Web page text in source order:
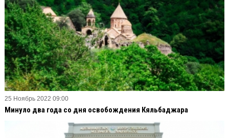
25 Ноябрь 2022 09:00
Минуло два года со дня освобождения Кяльбаджара